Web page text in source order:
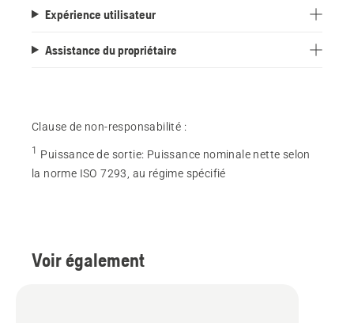
Expérience utilisateur
Assistance du propriétaire
Clause de non-responsabilité :
1 Puissance de sortie: Puissance nominale nette selon
la norme ISO 7293, au régime spécifié
Voir également